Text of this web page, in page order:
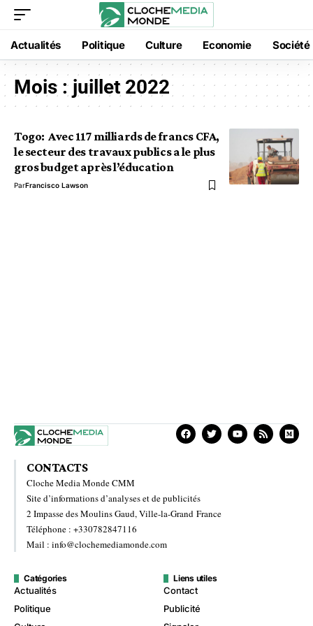
Actualités Politique Culture Economie Société
Mois : juillet 2022
Togo: Avec 117 milliards de francs CFA,
le secteur des travaux publics a le plus
gros budget après l’éducation
ParFrancisco Lawson
CONTACTS
Cloche Media Monde CMM
Site d’informations d’analyses et de publicités
2 Impasse des Moulins Gaud, Ville-la-Grand France
Téléphone : +330782847116
Mail : info@clochemediamonde.com
Catégories
Actualités
Politique
Liens utiles
Contact
Publicité